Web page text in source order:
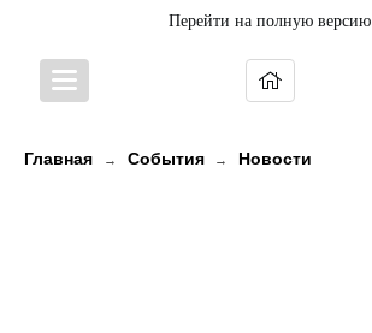
Перейти на полную версию
Главная → События → Новости